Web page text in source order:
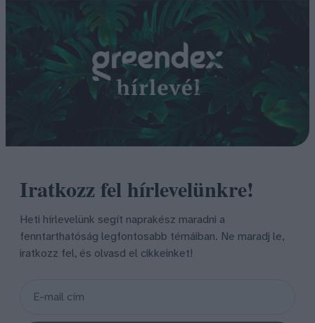
Iratkozz fel hírlevelünkre!
Heti hírlevelünk segít naprakész maradni a
fenntarthatóság legfontosabb témáiban. Ne maradj le,
iratkozz fel, és olvasd el cikkeinket!